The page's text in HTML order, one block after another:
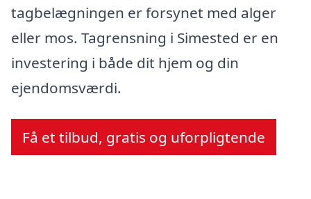
tagbelægningen er forsynet med alger
eller mos. Tagrensning i Simested er en
investering i både dit hjem og din
ejendomsværdi.
Få et tilbud, gratis og uforpligtende